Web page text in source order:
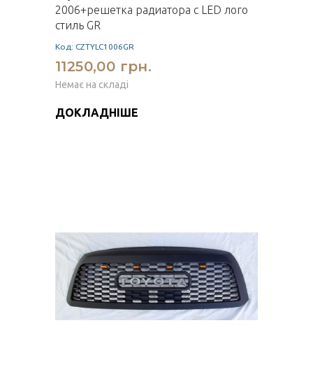
2006+решетка радиатора с LED лого
стиль GR
Код: CZTYLC1006GR
11250,00 грн.
Немає на складі
ДОКЛАДНІШЕ